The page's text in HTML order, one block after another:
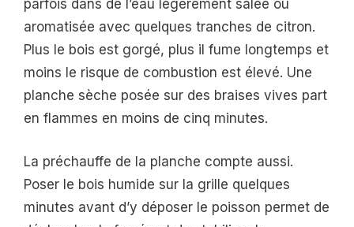
parfois dans de l’eau légèrement salée ou
aromatisée avec quelques tranches de citron.
Plus le bois est gorgé, plus il fume longtemps et
moins le risque de combustion est élevé. Une
planche sèche posée sur des braises vives part
en flammes en moins de cinq minutes.
La préchauffe de la planche compte aussi.
Poser le bois humide sur la grille quelques
minutes avant d’y déposer le poisson permet de